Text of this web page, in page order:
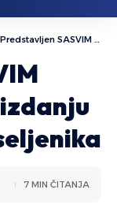
Predstavljen SASVIM DRUKČIJI JEZIK u izdanju Hrvatske matice iseljenika
7 MIN ČITANJA